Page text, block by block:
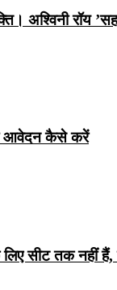
अश्विनी रॉय
आवेदन कैसे करें
सीट तक ​​नहीं